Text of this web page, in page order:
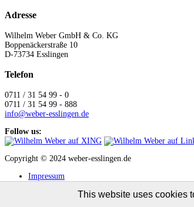
Adresse
Wilhelm Weber GmbH & Co. KG
Boppenäckerstraße 10
D-73734 Esslingen
Telefon
0711 / 31 54 99 - 0
0711 / 31 54 99 - 888
info@weber-esslingen.de
Follow us:
Copyright © 2024 weber-esslingen.de
Impressum
To
This website uses cookies